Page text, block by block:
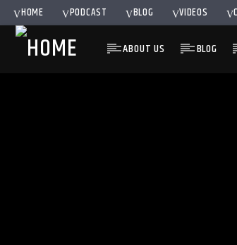
HOME PODCAST BLOG VIDEOS
ABOUT US BLOG